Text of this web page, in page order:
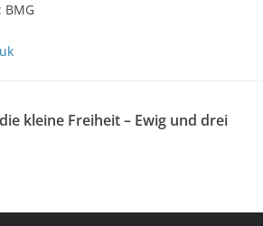
BMG
kleine Freiheit – Ewig und drei